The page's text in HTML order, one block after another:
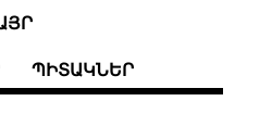
ՊԻՏԱԿՆԵՐ